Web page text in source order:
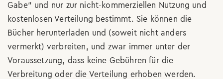
Gabe“ und nur zur nicht-kommerziellen Nutzung und
kostenlosen Verteilung bestimmt. Sie können die
Bücher herunterladen und (soweit nicht anders
vermerkt) verbreiten, und zwar immer unter der
Voraussetzung, dass keine Gebühren für die
Verbreitung oder die Verteilung erhoben werden.